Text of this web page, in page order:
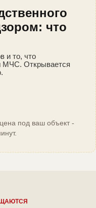
что
и то, что
МЧС. Открывается
под ваш объект -